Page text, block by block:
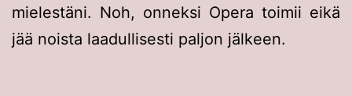
mielestäni. Noh, onneksi Opera toimii eikä
jää noista laadullisesti paljon jälkeen.